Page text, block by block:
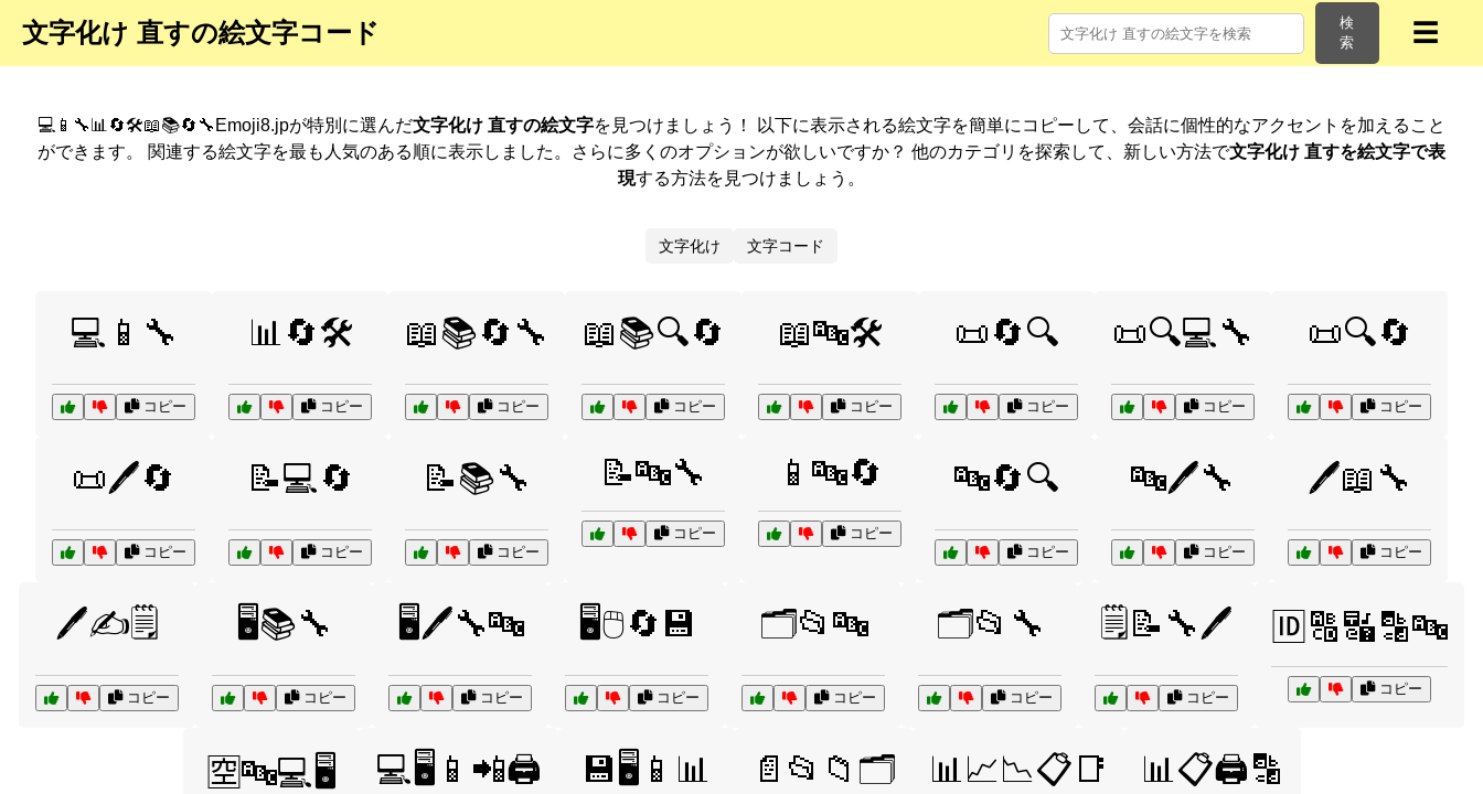
文字化け 直すの絵文字コード
検
索
☰
💻📱🔧📊🔄🛠️📖📚🔄🔧Emoji8.jpが特別に選んだ文字化け 直すの絵文字を見つけましょう！ 以下に表示される絵文字を簡単にコピーして、会話に個性的なアクセントを加えること
ができます。 関連する絵文字を最も人気のある順に表示しました。さらに多くのオプションが欲しいですか？ 他のカテゴリを探索して、新しい方法で文字化け 直すを絵文字で表
現する方法を見つけましょう。
文字化け 文字コード
💻📱🔧
コピー
📊🔄🛠️
コピー
📖📚🔄🔧
コピー
📖📚🔍🔄
コピー
📖🔤🛠️
コピー
📜🔄🔍
コピー
📜🔍💻🔧
コピー
📜🔍🔄
コピー
📜🖊️🔄
コピー
📝💻🔄
コピー
📝📚🔧
コピー
📝🔤🔧
コピー
📱🔤🔄
コピー
🔤🔄🔍
コピー
🔤🖊️🔧
コピー
🖊️📖🔧
コピー
🖊️✍️🗒️
コピー
🖥️📚🔧
コピー
🖥️🖊️🔧🔤
コピー
🖥️🖱️🔄💾
コピー
🗂️📂🔤
コピー
🗂️📂🔧
コピー
🗒️📝🔧🖊️
コピー
🆔🔠🔣🔡🔤
コピー
🈳🔤💻🖥️ 💻🖥️📱📲🖨️ 💾🖥️📱📊 📄📂📁🗂️ 📊📈📉📋📑 📊📋🖨️🔡